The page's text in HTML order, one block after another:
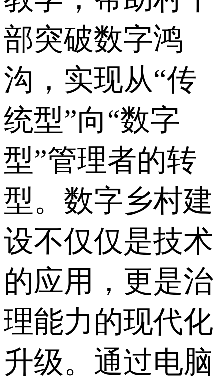
部突破数字鸿
沟，实现从“传
统型”向“数字
型”管理者的转
型。数字乡村建
设不仅仅是技术
的应用，更是治
理能力的现代化
升级。通过电脑